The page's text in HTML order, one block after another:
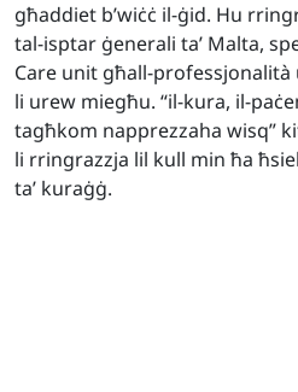
għaddiet b’wiċċ il-ġid. Hu
tal-isptar ġenerali ta’ Malta,
Care unit għall-professjonalità
li urew miegħu. “il-kura, il-
tagħkom napprezzaha wisq”
li rringrazzja lil kull min ħa
ta’ kuraġġ.